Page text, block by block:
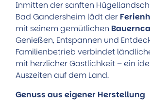
Inmitten der sanften
Bad Gandersheim lädt der
mit seinem gemütlichen
Genießen, Entspannen und
Familienbetrieb verbindet
mit herzlicher Gastlichkeit – ein
Auszeiten auf dem Land.
Genuss aus eigener Herstellung